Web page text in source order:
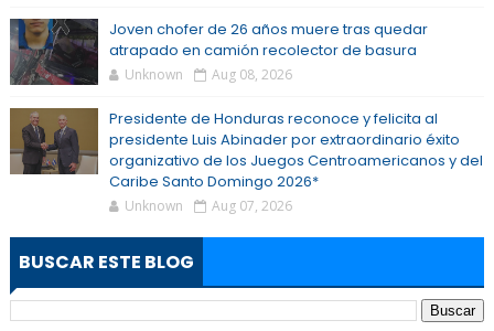
Joven chofer de 26 años muere tras quedar
atrapado en camión recolector de basura
Unknown Aug 08, 2026
Presidente de Honduras reconoce y felicita al
presidente Luis Abinader por extraordinario éxito
organizativo de los Juegos Centroamericanos y del
Caribe Santo Domingo 2026*
Unknown Aug 07, 2026
BUSCAR ESTE BLOG